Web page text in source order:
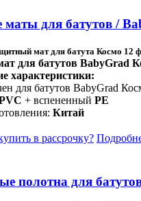
для батутов /
мат для батута Космо 12
для батутов BabyGrad
характеристики:
для батутов BabyGrad
+ вспененный PE
Китай
в рассрочку?
полотна для